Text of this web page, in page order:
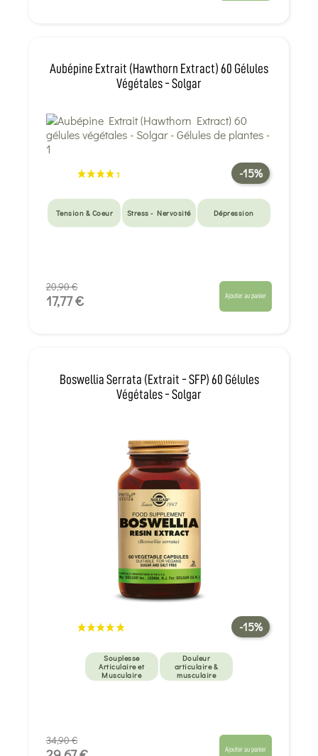
Aubépine Extrait (Hawthorn Extract) 60 Gélules
Végétales - Solgar
-15%
Tension & Coeur Stress - Nervosité Dépression
20,90 €
17,77 € Ajouter au panier
Boswellia Serrata (Extrait - SFP) 60 Gélules
Végétales - Solgar
-15%
Souplesse
Articulaire et
Musculaire
Douleur
articulaire &
musculaire
34,90 €
Ajouter au panier